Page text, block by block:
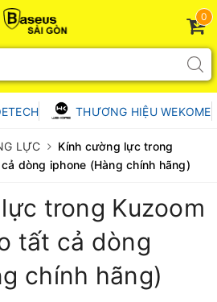
0
THƯƠNG HIỆU WEKOME
LỰC
Kính cường lực trong
dòng iphone (Hàng chính hãng)
trong Kuzoom
tất cả dòng
chính hãng)